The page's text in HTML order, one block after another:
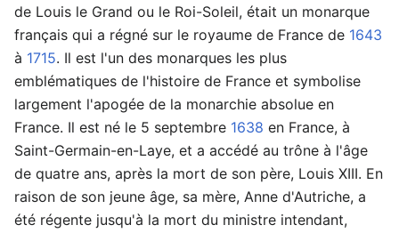
de Louis le Grand ou le Roi-Soleil, était un monarque
français qui a régné sur le royaume de France de 1643
à 1715. Il est l'un des monarques les plus
emblématiques de l'histoire de France et symbolise
largement l'apogée de la monarchie absolue en
France. Il est né le 5 septembre 1638 en France, à
Saint-Germain-en-Laye, et a accédé au trône à l'âge
de quatre ans, après la mort de son père, Louis XIII. En
raison de son jeune âge, sa mère, Anne d'Autriche, a
été régente jusqu'à la mort du ministre intendant,